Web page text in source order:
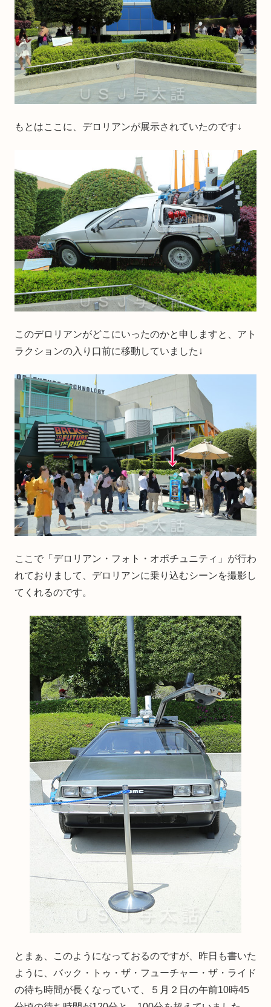
もとはここに、デロリアンが展示されていたのです↓
このデロリアンがどこにいったのかと申しますと、アト
ラクションの入り口前に移動していました↓
ここで「デロリアン・フォト・オポチュニティ」が行わ
れておりまして、デロリアンに乗り込むシーンを撮影し
てくれるのです。
とまぁ、このようになっておるのですが、昨日も書いた
ように、バック・トゥ・ザ・フューチャー・ザ・ライド
の待ち時間が長くなっていて、５月２日の午前10時45